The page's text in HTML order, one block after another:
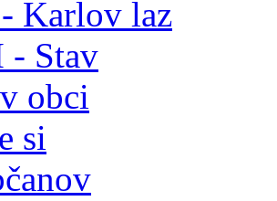
Karlov laz
- Stav
obci
si